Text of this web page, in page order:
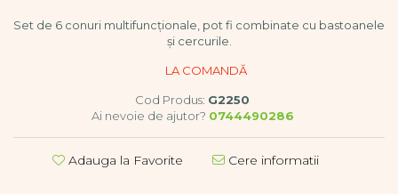
Jucării de sortare
Dezvoltare psihomotrica
Dezvoltare proprioceptiva
Mingi terapeutice
Set de 6 conuri multifuncționale, pot fi combinate cu bastoanele
și cercurile.
Cod Produs: G2250
Ai nevoie de ajutor? 0744490286
Adauga la Favorite Cere informatii